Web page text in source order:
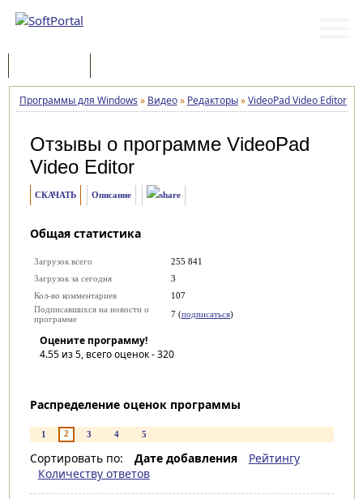
Программы для Windows » Видео» Редакторы»VideoPad Video Editor
Отзывы о программе VideoPad
Video Editor
СКАЧАТЬ Описание
Общая статистика
Загрузок всего
255 841
Загрузок за сегодня
3
Кол-во комментариев
107
Подписавшихся на новости о
программе
7 (подписаться)
Оцените программу!
4.55из 5, всего оценок -320
Распределение оценок программы
1 2 3 4 5
Сортировать по: Дате добавления
Рейтингу
Количеству ответов